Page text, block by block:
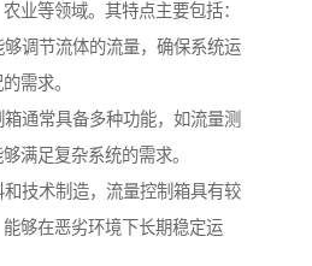
业等领域。其特点主要包括：
调节流体的流量，确保系统运
需求。
通常具备多种功能，如流量测
满足复杂系统的需求。
技术制造，流量控制箱具有较
够在恶劣环境下长期稳定运